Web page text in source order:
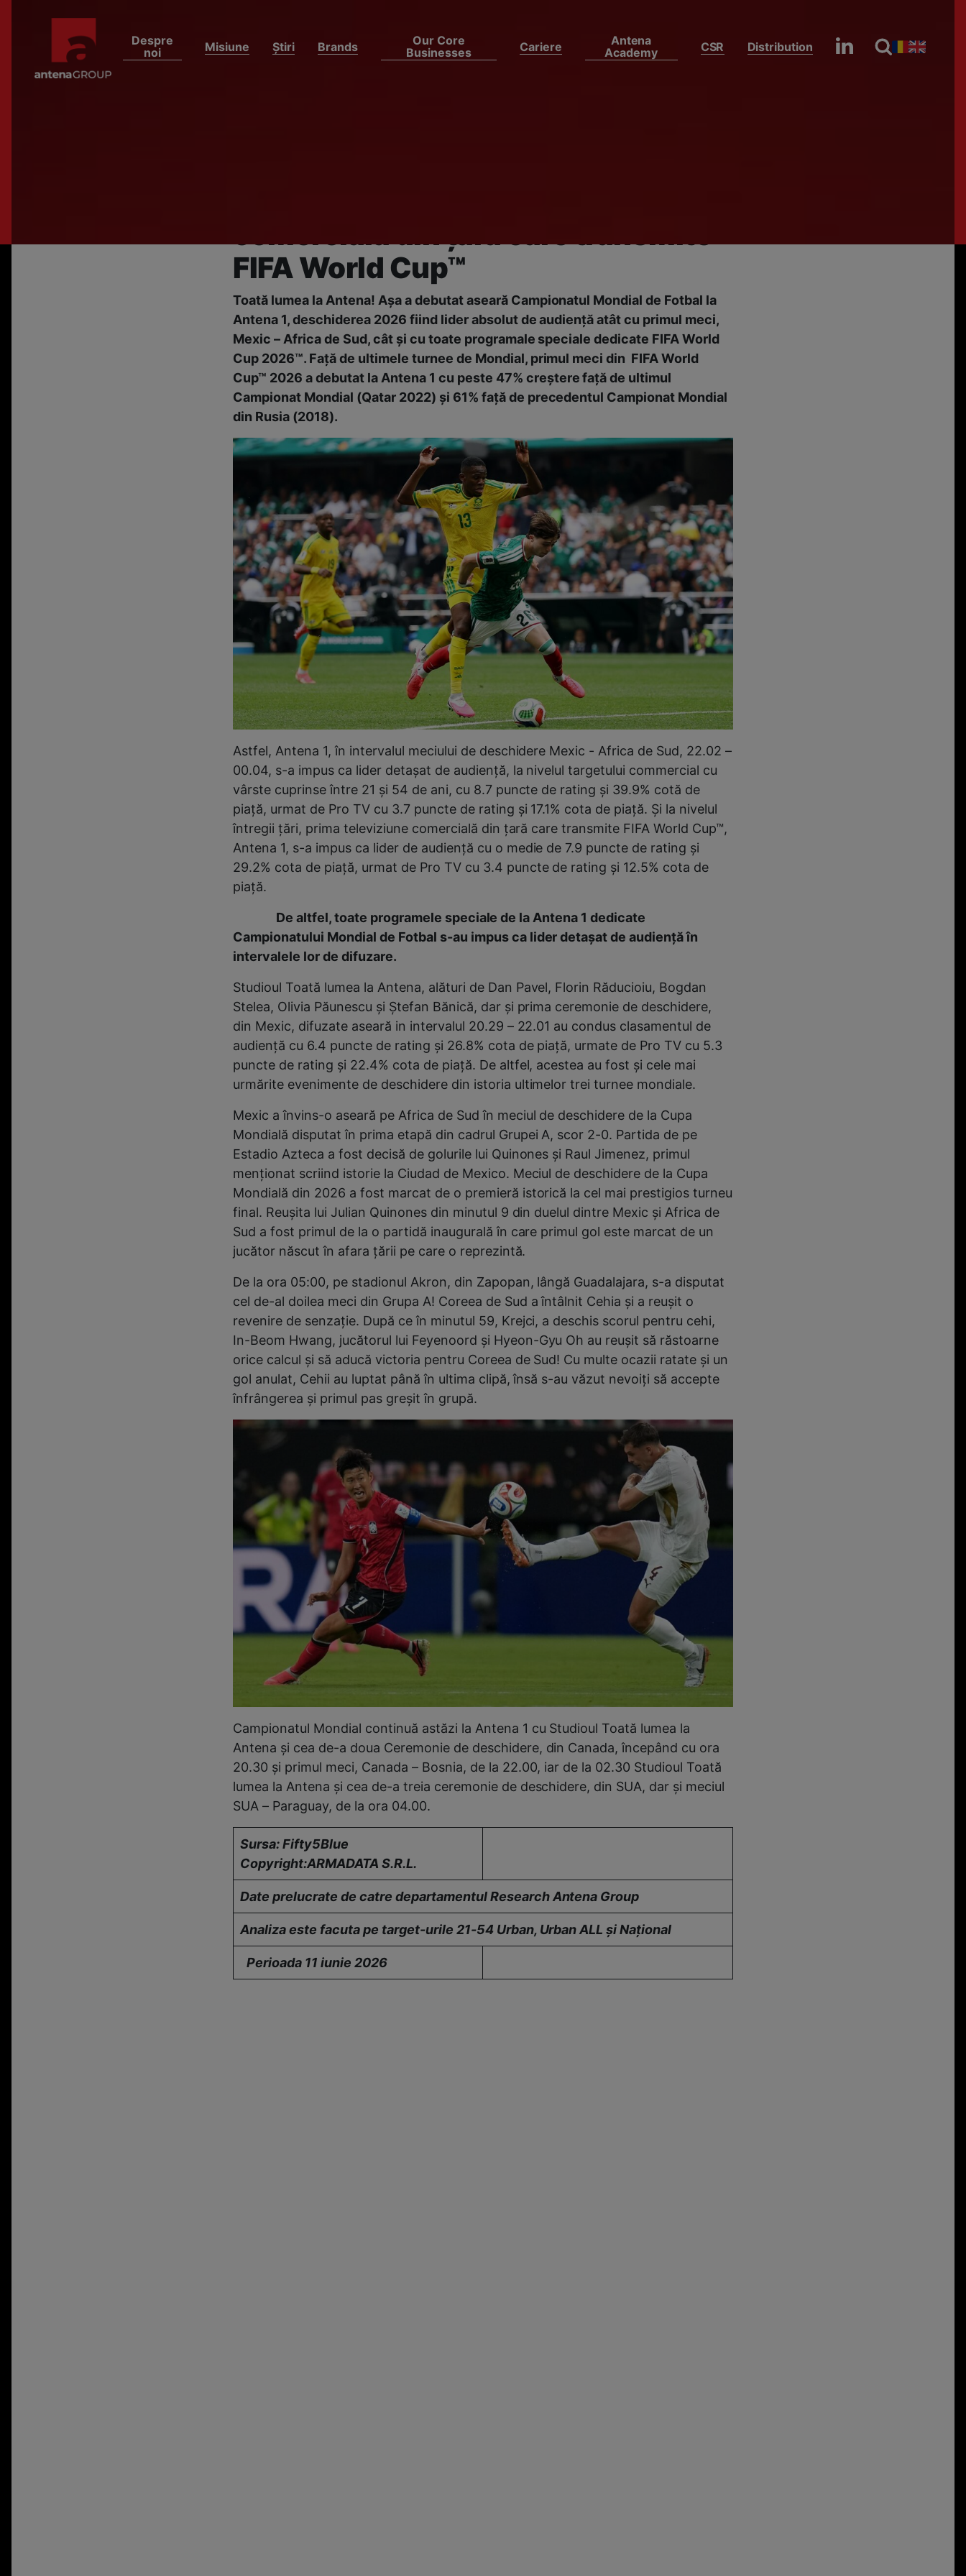
Despre
noi
Misiune Știri Brands
Our Core
Businesses
Cariere
Antena
Academy
CSR Distribution
comercială din țară care transmite
FIFA World Cup™
Toată lumea la Antena! Aşa a debutat aseară Campionatul Mondial de Fotbal la
Antena 1, deschiderea 2026 fiind lider absolut de audiență atât cu primul meci,
Mexic – Africa de Sud, cât şi cu toate programale speciale dedicate FIFA World
Cup 2026™. Față de ultimele turnee de Mondial, primul meci din FIFA World
Cup™ 2026 a debutat la Antena 1 cu peste 47% creştere față de ultimul
Campionat Mondial (Qatar 2022) şi 61% față de precedentul Campionat Mondial
din Rusia (2018).
Astfel, Antena 1, în intervalul meciului de deschidere Mexic - Africa de Sud, 22.02 –
00.04, s-a impus ca lider detaşat de audiență, la nivelul targetului commercial cu
vârste cuprinse între 21 şi 54 de ani, cu 8.7 puncte de rating şi 39.9% cotă de
piață, urmat de Pro TV cu 3.7 puncte de rating şi 17.1% cota de piață. Şi la nivelul
întregii țări, prima televiziune comercială din țară care transmite FIFA World Cup™,
Antena 1, s-a impus ca lider de audiență cu o medie de 7.9 puncte de rating şi
29.2% cota de piață, urmat de Pro TV cu 3.4 puncte de rating şi 12.5% cota de
piață.
De altfel, toate programele speciale de la Antena 1 dedicate
Campionatului Mondial de Fotbal s-au impus ca lider detaşat de audiență în
intervalele lor de difuzare.
Studioul Toată lumea la Antena, alături de Dan Pavel, Florin Răducioiu, Bogdan
Stelea, Olivia Păunescu şi Ştefan Bănică, dar şi prima ceremonie de deschidere,
din Mexic, difuzate aseară in intervalul 20.29 – 22.01 au condus clasamentul de
audiență cu 6.4 puncte de rating şi 26.8% cota de piață, urmate de Pro TV cu 5.3
puncte de rating şi 22.4% cota de piață. De altfel, acestea au fost şi cele mai
urmărite evenimente de deschidere din istoria ultimelor trei turnee mondiale.
Mexic a învins-o aseară pe Africa de Sud în meciul de deschidere de la Cupa
Mondială disputat în prima etapă din cadrul Grupei A, scor 2-0. Partida de pe
Estadio Azteca a fost decisă de golurile lui Quinones și Raul Jimenez, primul
menționat scriind istorie la Ciudad de Mexico. Meciul de deschidere de la Cupa
Mondială din 2026 a fost marcat de o premieră istorică la cel mai prestigios turneu
final. Reușita lui Julian Quinones din minutul 9 din duelul dintre Mexic și Africa de
Sud a fost primul de la o partidă inaugurală în care primul gol este marcat de un
jucător născut în afara țării pe care o reprezintă.
De la ora 05:00, pe stadionul Akron, din Zapopan, lângă Guadalajara, s-a disputat
cel de-al doilea meci din Grupa A! Coreea de Sud a întâlnit Cehia și a reușit o
revenire de senzație. După ce în minutul 59, Krejci, a deschis scorul pentru cehi,
In-Beom Hwang, jucătorul lui Feyenoord și Hyeon-Gyu Oh au reușit să răstoarne
orice calcul și să aducă victoria pentru Coreea de Sud! Cu multe ocazii ratate și un
gol anulat, Cehii au luptat până în ultima clipă, însă s-au văzut nevoiți să accepte
înfrângerea și primul pas greșit în grupă.
Campionatul Mondial continuă astăzi la Antena 1 cu Studioul Toată lumea la
Antena şi cea de-a doua Ceremonie de deschidere, din Canada, începând cu ora
20.30 şi primul meci, Canada – Bosnia, de la 22.00, iar de la 02.30 Studioul Toată
lumea la Antena şi cea de-a treia ceremonie de deschidere, din SUA, dar şi meciul
SUA – Paraguay, de la ora 04.00.
Sursa: Fifty5Blue
Copyright:ARMADATA S.R.L.
Date prelucrate de catre departamentul Research Antena Group
Analiza este facuta pe target-urile 21-54 Urban, Urban ALLși Național
Perioada 11 iunie 2026